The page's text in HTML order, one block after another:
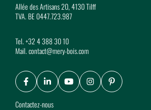
Allée des Artisans 20, 4130 Tilff
TVA. BE 0447.723.987
Tel.+32 4 388 30 10
Mail.contact@mery-bois.com
Facebook
LinkedIn
YoutubeInstagram
Pinterest
Contactez-nous